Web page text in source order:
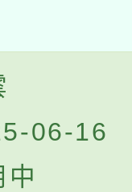
06-16
中